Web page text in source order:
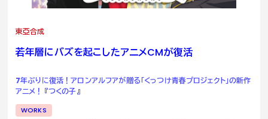
東亞合成
若年層にバズを起こしたアニメCMが復活
7年ぶりに復活！アロンアルフアが贈る「くっつけ青春プロジェクト」の新作
アニメ！ 『つくの子』
WORKS